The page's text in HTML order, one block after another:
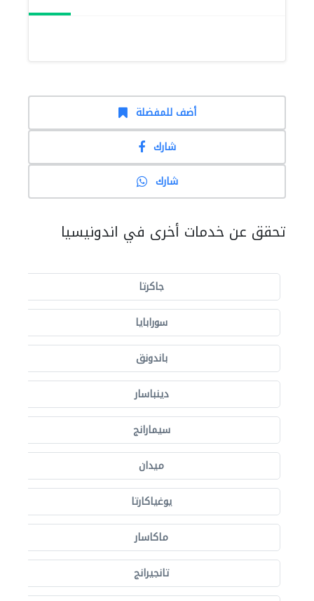
أضف للمفضلة
شارك
شارك
تحقق عن خدمات أخرى في اندونيسيا
جاكرتا
سورابايا
باندونق
دينباسار
سيمارانج
ميدان
يوغياكارتا
ماكاسار
تانجيرانج